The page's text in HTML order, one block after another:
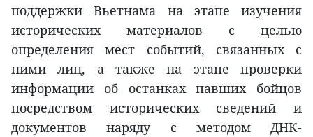
поддержки Вьетнама на этапе изучения
исторических материалов с целью
определения мест событий, связанных с
ними лиц, а также на этапе проверки
информации об останках павших бойцов
посредством исторических сведений и
документов наряду с методом ДНК-